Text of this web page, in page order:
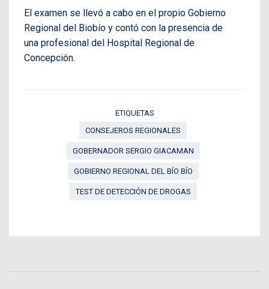
El examen se llevó a cabo en el propio Gobierno
Regional del Biobío y contó con la presencia de
una profesional del Hospital Regional de
Concepción.
ETIQUETAS
CONSEJEROS REGIONALES
GOBERNADOR SERGIO GIACAMAN
GOBIERNO REGIONAL DEL BÍO BÍO
TEST DE DETECCIÓN DE DROGAS